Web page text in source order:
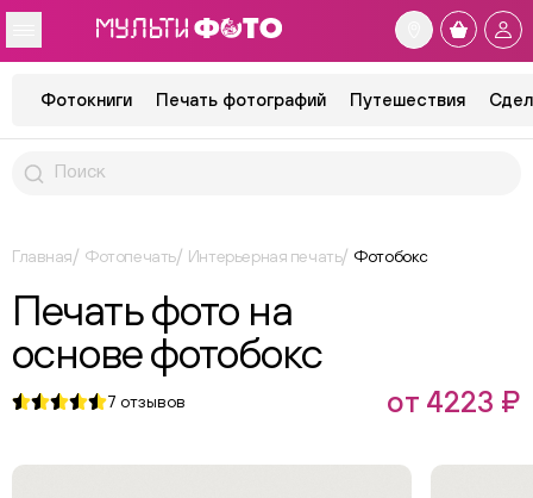
Фотокниги Печать фотографий Путешествия
Главная Фотопечать Интерьерная печать Фотобокс
Печать фото на
основе фотобокс
7 отзывов от 4223 ₽